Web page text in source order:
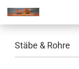
Stäbe & Rohre